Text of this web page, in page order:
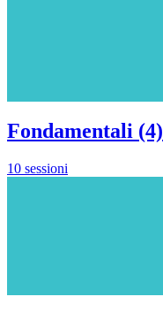
Fondamentali (4)
10 sessioni